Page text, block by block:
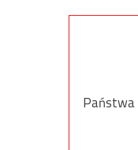
Państwa